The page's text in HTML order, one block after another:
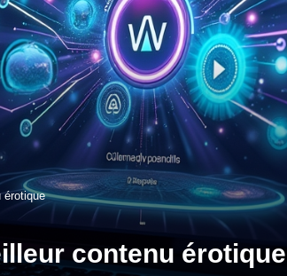
érotique
contenu érotique